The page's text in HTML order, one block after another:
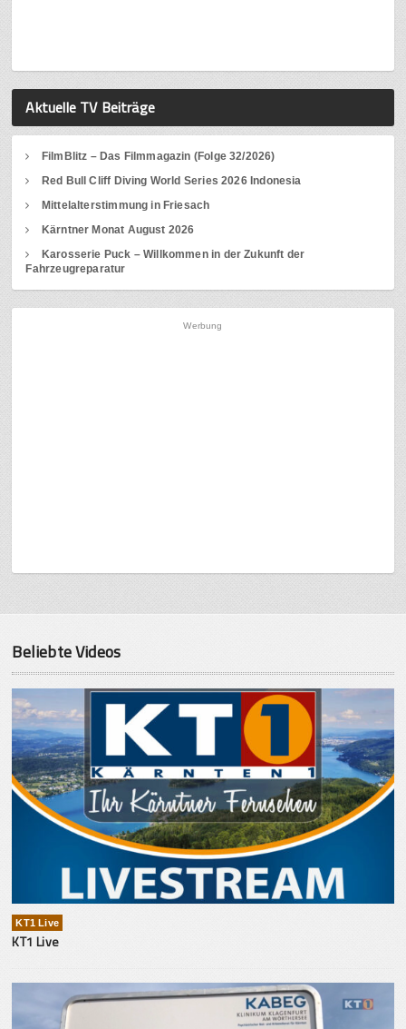
Aktuelle TV Beiträge
FilmBlitz – Das Filmmagazin (Folge 32/2026)
Red Bull Cliff Diving World Series 2026 Indonesia
Mittelalterstimmung in Friesach
Kärntner Monat August 2026
Karosserie Puck – Willkommen in der Zukunft der
Fahrzeugreparatur
Werbung
Beliebte Videos
KT1 Live
KT1 Live